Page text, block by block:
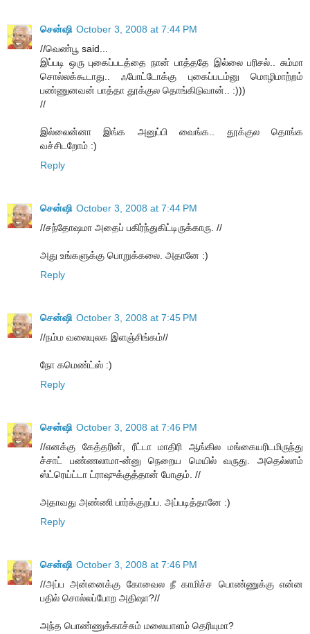
சென்ஷி October 3, 2008 at 7:44 PM
//வெண்பூ said...
இப்படி ஒரு புகைப்படத்தை நான் பாத்ததே இல்லை பரிசல்.. சும்மா
சொல்லக்கூடாது.. ஃபோட்டோக்கு புகைப்படம்னு மொழிமாற்றம்
பண்ணுனவன் பாத்தா தூக்குல தொங்கிடுவான்.. :)))
//
இல்லைன்னா இங்க அனுப்பி வைங்க.. தூக்குல தொங்க
வச்சிடறோம் :)
Reply
சென்ஷி October 3, 2008 at 7:44 PM
//சந்தோஷமா அதைப் பகிர்ந்துகிட்டிருக்காரு. //
அது உங்களுக்கு பொறுக்கலை. அதானே :)
Reply
சென்ஷி October 3, 2008 at 7:45 PM
//நம்ம வலையுலக இளஞ்சிங்கம்//
நோ கமெண்ட்ஸ் :)
Reply
சென்ஷி October 3, 2008 at 7:46 PM
//எனக்கு கேத்தரின், ரீட்டா மாதிரி ஆங்கில மங்கையரிடமிருந்து
ச்சாட் பண்ணலாமா-ன்னு நெறைய மெயில் வருது. அதெல்லாம்
ஸ்ட்ரெய்ட்டா ட்ராஷுக்குத்தான் போகும். //
அதாவது அண்ணி பார்க்குறப்ப. அப்படித்தானே :)
Reply
சென்ஷி October 3, 2008 at 7:46 PM
//அப்ப அன்னைக்கு கோவைல நீ காமிச்ச பொண்ணுக்கு என்ன
பதில் சொல்லப்போற அதிஷா?//
அந்த பொண்ணுக்காச்சும் மலையாளம் தெரியுமா?